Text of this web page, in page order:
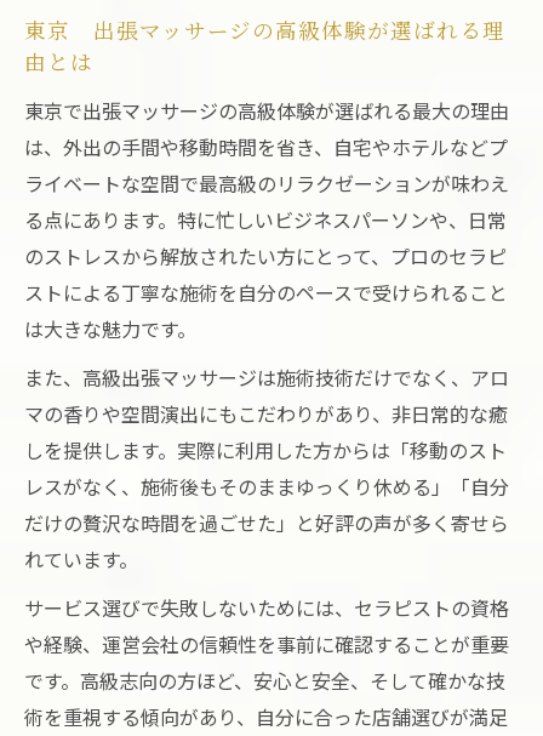
ジの特徴
自宅やホテルで極上の癒しを堪能
東京 出張マッサージが自宅やホテルで人
気の理由
プライベート空間で味わう東京 出張マッ
サージの魅力
ホテル滞在中に楽しむ東京 出張マッサー
ジの活用法
自宅で高級感を感じる東京 出張マッサー
ジ体験
東京 出張マッサージの利用シーンとおす
すめポイント
上質な東京出張マッサージの魅力
東京 出張マッサージの上質さを体感する
ポイント
高級出張マッサージが東京で注目される背
景
技術力が光る東京 出張マッサージの魅力
とは
東京 出張マッサージの高級体験が選ばれる理
由とは
東京で出張マッサージの高級体験が選ばれる最大の理由
は、外出の手間や移動時間を省き、自宅やホテルなどプ
ライベートな空間で最高級のリラクゼーションが味わえ
る点にあります。特に忙しいビジネスパーソンや、日常
のストレスから解放されたい方にとって、プロのセラピ
ストによる丁寧な施術を自分のペースで受けられること
は大きな魅力です。
また、高級出張マッサージは施術技術だけでなく、アロ
マの香りや空間演出にもこだわりがあり、非日常的な癒
しを提供します。実際に利用した方からは「移動のスト
レスがなく、施術後もそのままゆっくり休める」「自分
だけの贅沢な時間を過ごせた」と好評の声が多く寄せら
れています。
サービス選びで失敗しないためには、セラピストの資格
や経験、運営会社の信頼性を事前に確認することが重要
です。高級志向の方ほど、安心と安全、そして確かな技
術を重視する傾向があり、自分に合った店舗選びが満足